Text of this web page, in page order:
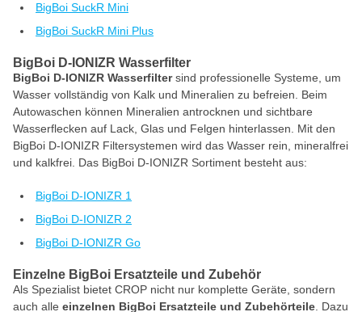
BigBoi SuckR Mini
BigBoi SuckR Mini Plus
BigBoi D-IONIZR Wasserfilter
BigBoi D-IONIZR Wasserfiltersind professionelle Systeme, um
Wasser vollständig von Kalk und Mineralien zu befreien. Beim
Autowaschen können Mineralien antrocknen und sichtbare
Wasserflecken auf Lack, Glas und Felgen hinterlassen. Mit den
BigBoi D-IONIZR Filtersystemen wird das Wasser rein, mineralfrei
und kalkfrei. Das BigBoi D-IONIZR Sortiment besteht aus:
BigBoi D-IONIZR 1
BigBoi D-IONIZR 2
BigBoi D-IONIZR Go
Einzelne BigBoi Ersatzteile und Zubehör
Als Spezialist bietet CROP nicht nur komplette Geräte, sondern
auch alle einzelnen BigBoi Ersatzteile und Zubehörteile . Dazu